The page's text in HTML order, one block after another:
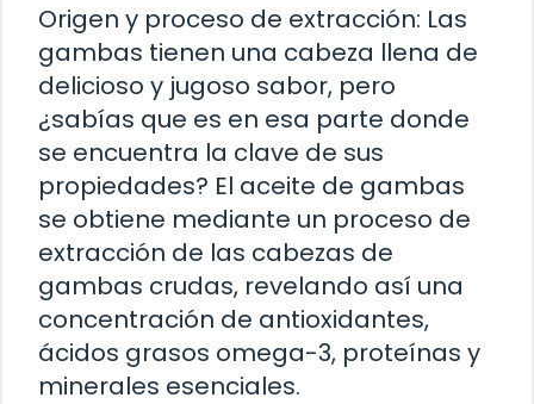
Origen y proceso de extracción: Las
gambas tienen una cabeza llena de
delicioso y jugoso sabor, pero
¿sabías que es en esa parte donde
se encuentra la clave de sus
propiedades? El aceite de gambas
se obtiene mediante un proceso de
extracción de las cabezas de
gambas crudas, revelando así una
concentración de antioxidantes,
ácidos grasos omega-3, proteínas y
minerales esenciales.